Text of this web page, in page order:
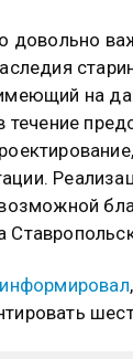
довольно
на
течение
информировал